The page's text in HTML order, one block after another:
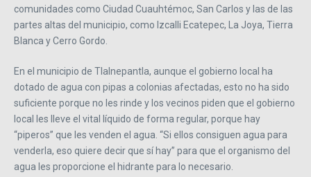
comunidades como Ciudad Cuauhtémoc, San Carlos y las de las
partes altas del municipio, como Izcalli Ecatepec, La Joya, Tierra
Blanca y Cerro Gordo.
En el municipio de Tlalnepantla, aunque el gobierno local ha
dotado de agua con pipas a colonias afectadas, esto no ha sido
suficiente porque no les rinde y los vecinos piden que el gobierno
local les lleve el vital líquido de forma regular, porque hay
“piperos” que les venden el agua. “Si ellos consiguen agua para
venderla, eso quiere decir que sí hay” para que el organismo del
agua les proporcione el hidrante para lo necesario.